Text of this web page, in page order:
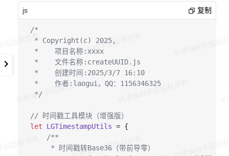
js 复制
/*
* Copyright(c) 2025,
*    项目名称:xxxx
*    文件名称:createUUID.js
*    创建时间:2025/3/7 16:10
*    作者:laogui，QQ：1156346325
*/
// 时间戳工具模块（增强版）
let
LGTimestampUtils = {
/**
     * 时间戳转Base36（带前导零）